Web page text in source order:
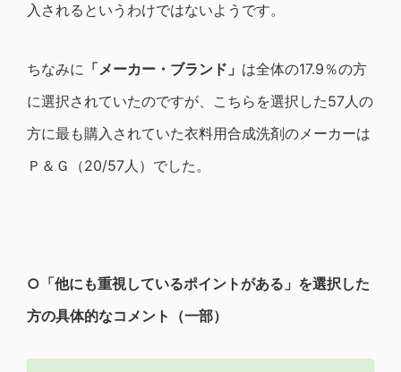
入されるというわけではないようです。
ちなみに 「メーカー・ブランド」 は全体の17.9％の方
に選択されていたのですが、こちらを選択した57人の
方に最も購入されていた衣料用合成洗剤のメーカーは
Ｐ＆Ｇ（20/57人）でした。
○ 「他にも重視しているポイントがある」を選択した
方の具体的なコメント（一部）